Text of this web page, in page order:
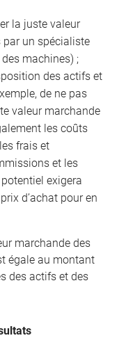
la juste valeur
un spécialiste
machines) ;
des actifs et
de ne pas
valeur marchande
les coûts
frais et
et les
exigera
d’achat pour en
marchande des
égale au montant
des actifs et des